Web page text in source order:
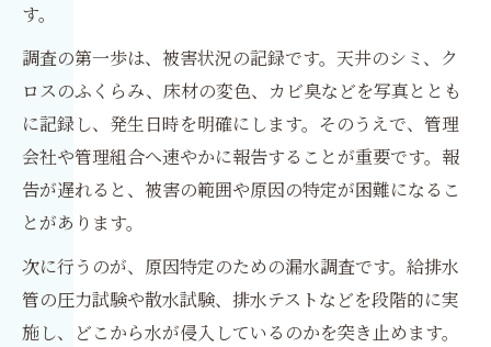
す。
調査の第一歩は、被害状況の記録です。天井のシミ、ク
ロスのふくらみ、床材の変色、カビ臭などを写真ととも
に記録し、発生日時を明確にします。そのうえで、管理
会社や管理組合へ速やかに報告することが重要です。報
告が遅れると、被害の範囲や原因の特定が困難になるこ
とがあります。
次に行うのが、原因特定のための漏水調査です。給排水
管の圧力試験や散水試験、排水テストなどを段階的に実
施し、どこから水が侵入しているのかを突き止めます。